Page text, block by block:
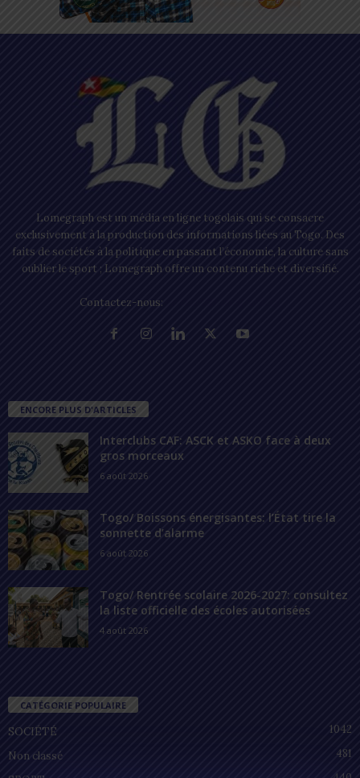
Lomegraph est un média en ligne togolais qui se consacre
exclusivement à la production des informations liées au Togo. Des
faits de sociétés à la politique en passant l’économie, la culture sans
Interclubs CAF: ASCK et ASKO face à deux
Togo/ Boissons énergisantes: l’État tire la
la liste officielle des écoles autorisées